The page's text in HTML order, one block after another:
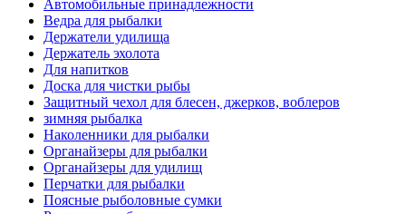
Автомобильные принадлежности
Ведра для рыбалки
Держатели удилища
Держатель эхолота
Для напитков
Доска для чистки рыбы
Защитный чехол для блесен, джерков, воблеров
зимняя рыбалка
Наколенники для рыбалки
Органайзеры для рыбалки
Органайзеры для удилищ
Перчатки для рыбалки
Поясные рыболовные сумки